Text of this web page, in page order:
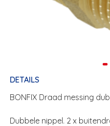
DETAILS
BONFIX Draad messing
Dubbele nippel. 2 x